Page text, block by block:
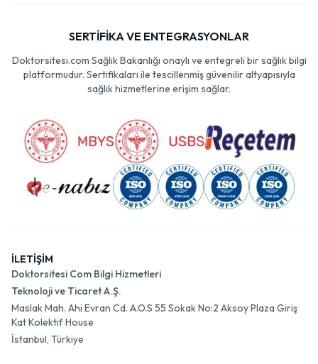
SERTİFİKA VE ENTEGRASYONLAR
Doktorsitesi.com Sağlık Bakanlığı onaylı ve entegreli bir sağlık bilgi
platformudur. Sertifikaları ile tescillenmiş güvenilir altyapısıyla
sağlık hizmetlerine erişim sağlar.
İLETİŞİM
Doktorsitesi Com Bilgi Hizmetleri
Teknoloji ve Ticaret A.Ş.
Maslak Mah. Ahi Evran Cd. A.O.S 55 Sokak No:2 Aksoy Plaza Giriş
Kat Kolektif House
İstanbul, Türkiye